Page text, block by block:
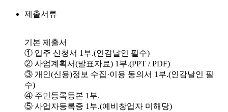
제출서류
기본 제출서
① 입주 신청서 1부.(인감날인 필수)
② 사업계획서(발표자료) 1부.(PPT / PDF)
③ 개인(신용)정보 수집·이용 동의서 1부.(인감날인 필
수)
④ 주민등록등본 1부.
⑤ 사업자등록증 1부.(예비창업자 미해당)